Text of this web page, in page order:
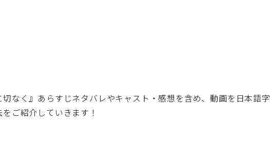
なく』あらすじネタバレやキャスト・感想を含め、動画を日本語字
ご紹介していきます！